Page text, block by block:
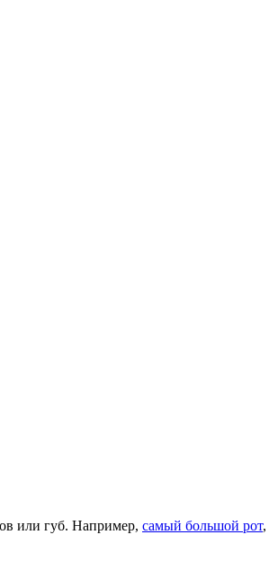
или губ. Например, самый большой рот,